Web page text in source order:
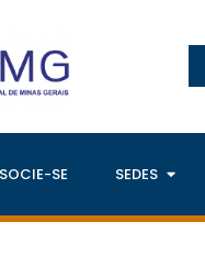
SE SEDES